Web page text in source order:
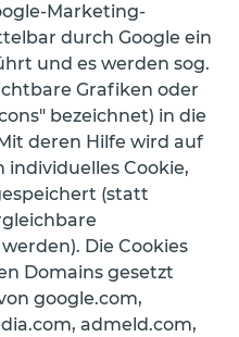
Marketing-
durch Google ein
und es werden sog.
Grafiken oder
bezeichnet) in die
deren Hilfe wird auf
Cookie,
(statt
Die Cookies
Domains gesetzt
google.com,
admeld.com,